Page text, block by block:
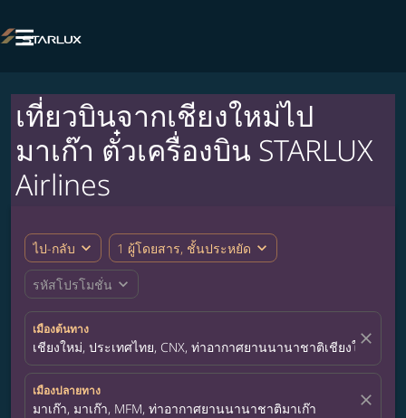

เที่ยวบินจากเชียงใหม่ไป
มาเก๊า ตั๋วเครื่องบิน STARLUX
Airlines
ไป-กลับ expand_more 1 ผู้โดยสาร, ชั้นประหยัด expand_more
รหัสโปรโมชั่น expand_more
เมืองต้นทาง
เชียงใหม่, ประเทศไทย, CNX, ท่าอากาศยานนานาชาติเชียงใหม่
close
เมืองปลายทาง
มาเก๊า, มาเก๊า, MFM, ท่าอากาศยานนานาชาติมาเก๊า close